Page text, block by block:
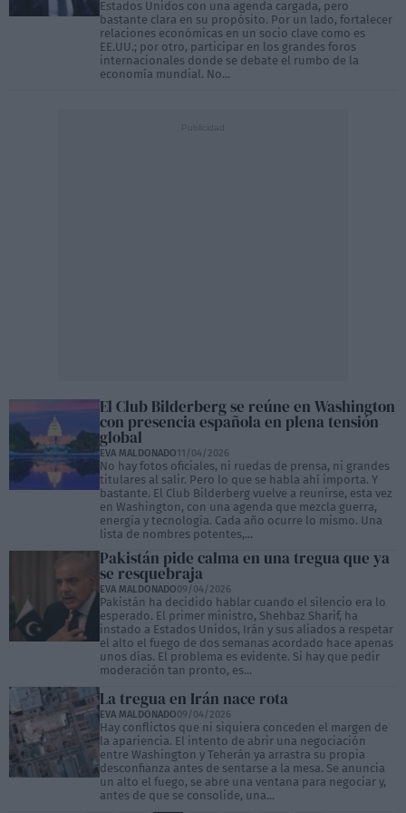
Estados Unidos con una agenda cargada, pero
bastante clara en su propósito. Por un lado, fortalecer
relaciones económicas en un socio clave como es
EE.UU.; por otro, participar en los grandes foros
internacionales donde se debate el rumbo de la
economía mundial. No...
El Club Bilderberg se reúne en Washington
con presencia española en plena tensión
global
EVA MALDONADO11/04/2026
No hay fotos oficiales, ni ruedas de prensa, ni grandes
titulares al salir. Pero lo que se habla ahí importa. Y
bastante. El Club Bilderberg vuelve a reunirse, esta vez
en Washington, con una agenda que mezcla guerra,
energía y tecnología. Cada año ocurre lo mismo. Una
lista de nombres potentes,...
Pakistán pide calma en una tregua que ya
se resquebraja
EVA MALDONADO09/04/2026
Pakistán ha decidido hablar cuando el silencio era lo
esperado. El primer ministro, Shehbaz Sharif, ha
instado a Estados Unidos, Irán y sus aliados a respetar
el alto el fuego de dos semanas acordado hace apenas
unos días. El problema es evidente. Si hay que pedir
moderación tan pronto, es...
La tregua en Irán nace rota
EVA MALDONADO09/04/2026
Hay conflictos que ni siquiera conceden el margen de
la apariencia. El intento de abrir una negociación
entre Washington y Teherán ya arrastra su propia
desconfianza antes de sentarse a la mesa. Se anuncia
un alto el fuego, se abre una ventana para negociar y,
antes de que se consolide, una...